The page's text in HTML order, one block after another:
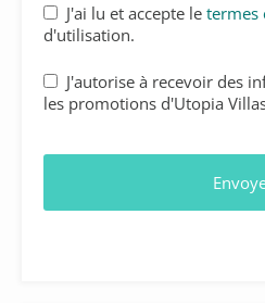
J'ai lu et accepte le termes
d'utilisation.
J'autorise à recevoir des
les promotions d'Utopia